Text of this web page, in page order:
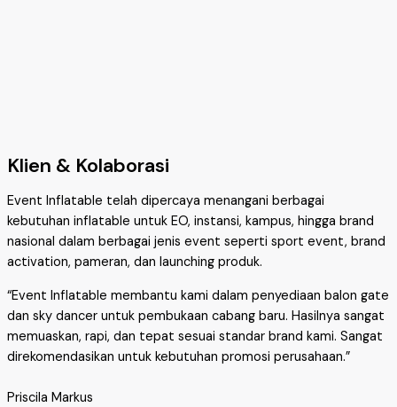
Klien & Kolaborasi
Event Inflatable telah dipercaya menangani berbagai
kebutuhan inflatable untuk EO, instansi, kampus, hingga brand
nasional dalam berbagai jenis event seperti sport event, brand
activation, pameran, dan launching produk.
“Event Inflatable membantu kami dalam penyediaan balon gate
dan sky dancer untuk pembukaan cabang baru. Hasilnya sangat
memuaskan, rapi, dan tepat sesuai standar brand kami. Sangat
direkomendasikan untuk kebutuhan promosi perusahaan.”
Priscila Markus